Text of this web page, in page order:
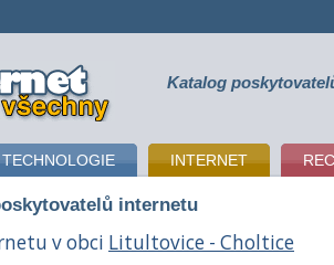
Katalog
TECHNOLOGIE INTERNET
internetu
v obci Litultovice - Choltice